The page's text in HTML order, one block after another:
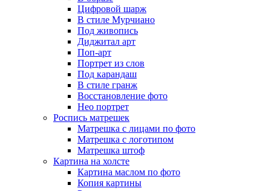
Цифровой шарж
В стиле Мурчиано
Под живопись
Диджитал арт
Поп-арт
Портрет из слов
Под карандаш
В стиле гранж
Восстановление фото
Нео портрет
Роспись матрешек
Матрешка с лицами по фото
Матрешка с логотипом
Матрешка штоф
Картина на холсте
Картина маслом по фото
Копия картины